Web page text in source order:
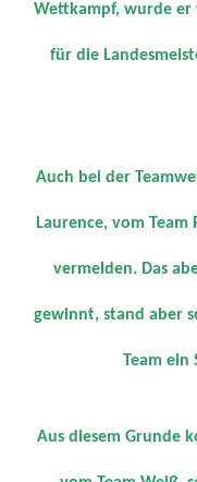
Wettkampf, wurde er
für die
Auch bei der
Laurence, vom
vermelden. Das
gewinnt, stand aber
Team ein
Aus diesem Grunde